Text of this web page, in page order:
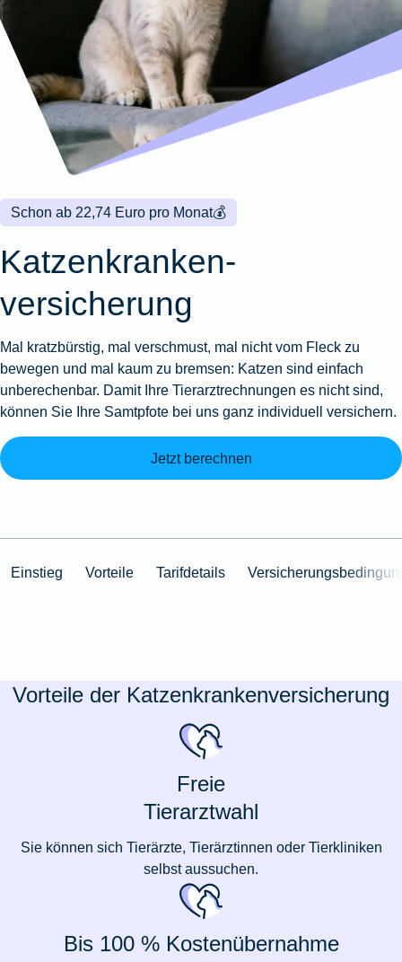
Wohnungsschutzbrief
Zur
Produktübersicht
Gewässerschadenhaftpflicht
Zur
Produktübersicht
Zur
Produktübersicht
Reisehaftpflichtversicherung
Reiserücktrittsversicherung
Zur
Produktübersicht
Produktübersicht
Produktübersicht
Produktübersicht
Montageversicherung
Zur
Produktübersicht
Gruppenunfall für
Betriebe
Gruppenunfall für
Vereine
Produktübersicht
Kunstversicherung
Ausstellungsversicherung
Valorenversicherung
Oldtimersammlungsversicherung
Zur
💰
Schon ab 22,74 Euro pro Monat
Katzenkranken­
versicherung
Mal kratzbürstig, mal verschmust, mal nicht vom Fleck zu
bewegen und mal kaum zu bremsen: Katzen sind einfach
unberechenbar. Damit Ihre Tierarztrechnungen es nicht sind,
können Sie Ihre Samtpfote bei uns ganz individuell versichern.
Jetzt berechnen
Einstieg Vorteile Tarifdetails
Vorteile der Katzenkrankenversicherung
Freie
Tierarztwahl
Sie können sich Tierärzte, Tierärztinnen oder Tierkliniken
selbst aussuchen.
Bis 100 % Kostenübernahme